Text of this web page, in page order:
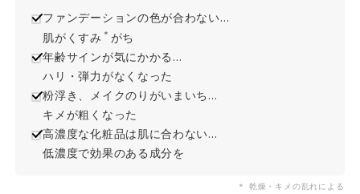
ファンデーションの色が合わない…
肌がくすみ ＊ がち
年齢サインが気にかかる…
ハリ・弾力がなくなった
粉浮き、メイクのりがいまいち…
キメが粗くなった
高濃度な化粧品は肌に合わない…
低濃度で効果のある成分を
＊ 乾燥・キメの乱れによる